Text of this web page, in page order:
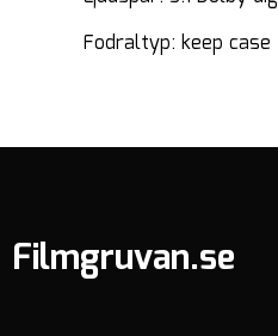
Fodraltyp: keep case
Filmgruvan.se